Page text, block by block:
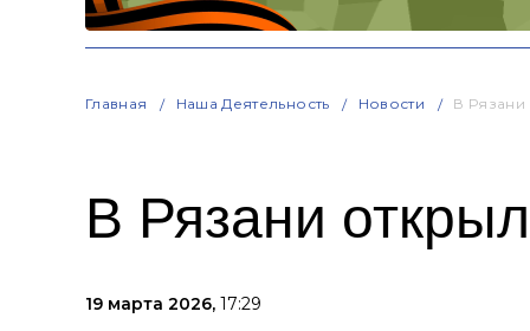
Главная Наша Деятельность Новости В
В Рязани
19 марта 2026, 17:29